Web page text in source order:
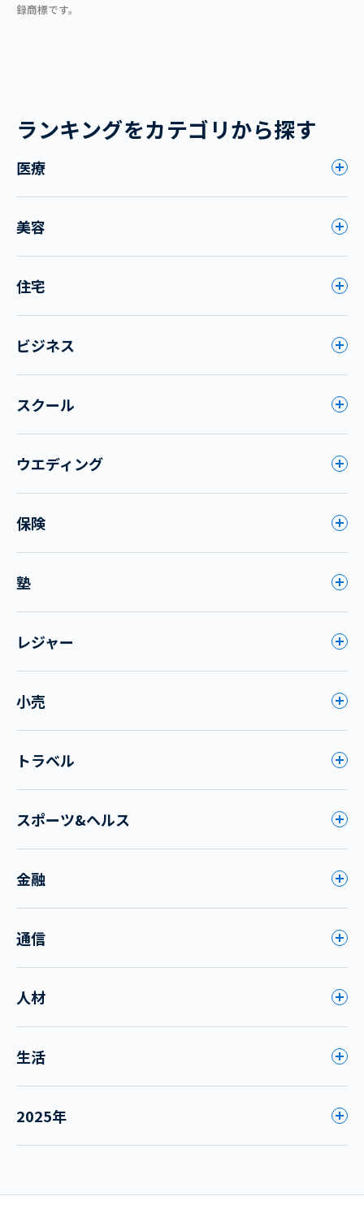
録商標です。
ランキングをカテゴリから探す
医療
美容
住宅
ビジネス
スクール
ウエディング
保険
塾
レジャー
小売
トラベル
スポーツ&ヘルス
金融
通信
人材
生活
2025年